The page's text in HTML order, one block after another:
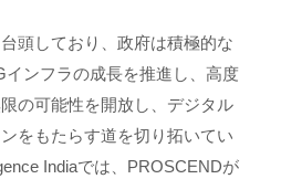
頭しており、政府は積極的な
ンフラの成長を推進し、高度
の可能性を開放し、デジタル
をもたらす道を切り拓いてい
Indiaでは、PROSCENDが